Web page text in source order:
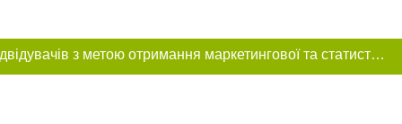
Цей сайт використовує «cookies». Також веб-сайт використовує інтернет-сервіс для збору технічних даних стосовно відвідувачів з метою отримання маркетингової та статистичної інформації. Умови обробки даних відвідувачів сайту див.